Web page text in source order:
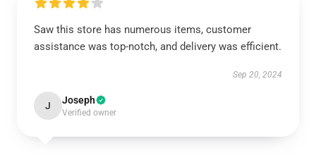
Saw this store has numerous items, customer
assistance was top-notch, and delivery was efficient.
Sep 20, 2024
J Joseph
Verified owner